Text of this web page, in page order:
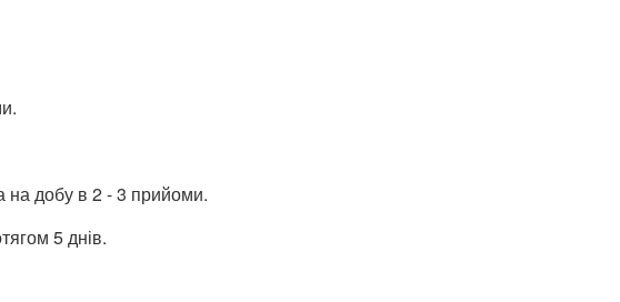
на добу в 2 - 3 прийоми.
5 днів.